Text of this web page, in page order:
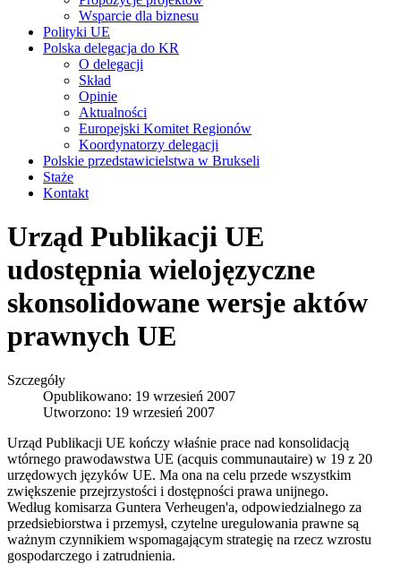
Wsparcie dla biznesu
Polityki UE
Polska delegacja do KR
O delegacji
Skład
Opinie
Aktualności
Europejski Komitet Regionów
Koordynatorzy delegacji
Polskie przedstawicielstwa w Brukseli
Staże
Kontakt
Urząd Publikacji UE
udostępnia wielojęzyczne
skonsolidowane wersje aktów
prawnych UE
Szczegóły
Opublikowano: 19 wrzesień 2007
Utworzono: 19 wrzesień 2007
Urząd Publikacji UE kończy właśnie prace nad konsolidacją
wtórnego prawodawstwa UE (acquis communautaire) w 19 z 20
urzędowych języków UE. Ma ona na celu przede wszystkim
zwiększenie przejrzystości i dostępności prawa unijnego.
Według komisarza Guntera Verheugen'a, odpowiedzialnego za
przedsiebiorstwa i przemysł, czytelne uregulowania prawne są
ważnym czynnikiem wspomagającym strategię na rzecz wzrostu
gospodarczego i zatrudnienia.